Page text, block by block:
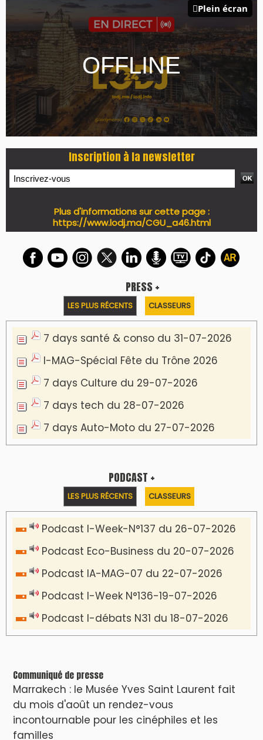
PRESS +
LES PLUS RÉCENTS CLASSEURS
7 days santé & conso du 31-07-2026
I-MAG-Spécial Fête du Trône 2026
7 days Culture du 29-07-2026
7 days Auto-Moto du 27-07-2026
PODCAST +
LES PLUS RÉCENTS CLASSEURS
Podcast I-Week-N°137 du 26-07-2026
Podcast Eco-Business du 20-07-2026
Podcast IA-MAG-07 du 22-07-2026
Podcast I-Week N°136-19-07-2026
Podcast I-débats N31 du 18-07-2026
Communiqué de presse
Marrakech : le Musée Yves Saint Laurent fait
du mois d'août un rendez-vous
VIDÉOS & CLIP +
LES PLUS RÉCENTS CLASSEURS
دِيمَا المَغرِب Clip
🎵Bulldozer Blues
Clip : 🎵 LE BLUES DE L'IA
🎵 Ormuzera bien, qui ormuzera le